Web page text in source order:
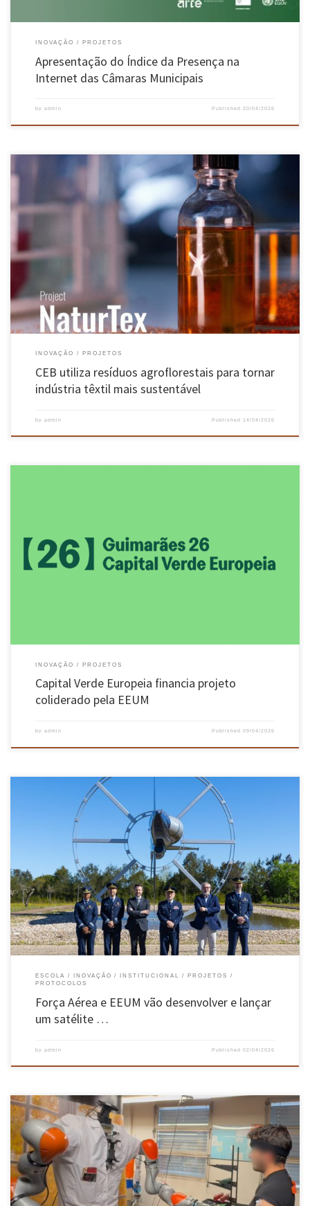
INOVAÇÃO PROJETOS
Apresentação do Índice da Presença na
Internet das Câmaras Municipais
by admin Published20/04/2026
Projeto NaturTex procura dar uma nova utilidade a resíduos e subprodutos agroflorestais e
da indústria frutícola do interior de Portugal, convertendo-os em corantes e compostos
naturais para uso no setor têxtil. E se os resíduos agroflorestais tivessem o potencial de
dar origem a têxteis com propriedades antimicrobianas, antifúngicas, antioxidantes e […]
INOVAÇÃO PROJETOS
CEB utiliza resíduos agroflorestais para tornar
indústria têxtil mais sustentável
by admin Published 14/04/2026
Personalizados para Saúde e Segurança – CLEAR PATHS”, de Giorgio Pace (Escola de Ciências
da UMinho), Dalila Durães, Miguel Nóbrega (ambos da Escola de Engenharia da UMinho) e
Andrea Ribeiro (Instituto Superior de Saúde), foi aprovado para financiamento pela
INOVAÇÃO PROJETOS
Capital Verde Europeia financia projeto
coliderado pela EEUM
by admin Published09/04/2026
Acordo assinado em Sintra prevê a observação científica em órbita baixa do Prometheus-2 e
uma nova infraestrutura de dados espaciais na UMinho A Academia da Força Aérea
Portuguesa (AFA) e a Universidade do Minho vão desenvolver, lançar e operar o satélite
académico “Prometheus-2” nos próximos meses. Esta missão espacial vai […]
ESCOLA INOVAÇÃO INSTITUCIONAL
PROJETOS
PROTOCOLOS
Força Aérea e EEUM vão desenvolver e lançar
um satélite …
by admin Published02/04/2026
Aprende por meio da interação com humanos para garantir eficiência, bem-estar e
segurança. Resultados do projeto “I-CATER” foram divulgados no dia 30 janeiro, em
Guimarães. Imagine trabalhar lado a lado com um robô humanoide que não só o/a ajuda a
levantar peças pesadas, mas também percebe quando está cansado/a, adapta-se […]